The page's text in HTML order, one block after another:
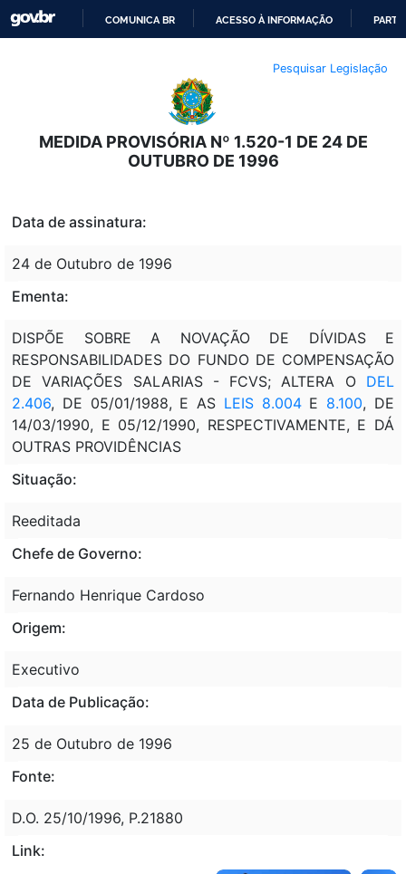
O
CONTEÚDO
COMUNICA BR ACESSO À INFORMAÇÃO
Pesquisar Legislação
MEDIDA PROVISÓRIA Nº 1.520-1 DE 24 DE
OUTUBRO DE 1996
Data de assinatura:
24 de Outubro de 1996
Ementa:
DISPÕE SOBRE A NOVAÇÃO DE DÍVIDAS E
RESPONSABILIDADES DO FUNDO DE COMPENSAÇÃO
DE VARIAÇÕES SALARIAS - FCVS; ALTERA O DEL
2.406, DE 05/01/1988, E AS LEIS 8.004E 8.100, DE
14/03/1990, E 05/12/1990, RESPECTIVAMENTE, E DÁ
OUTRAS PROVIDÊNCIAS
Situação:
Reeditada
Chefe de Governo:
Fernando Henrique Cardoso
Origem:
Executivo
Data de Publicação:
25 de Outubro de 1996
Fonte:
D.O. 25/10/1996, P.21880
Link: